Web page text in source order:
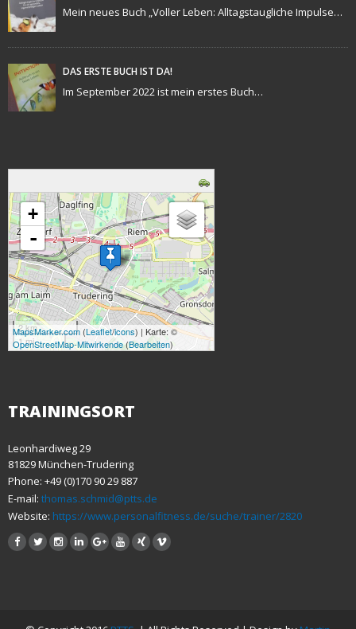
Mein neues Buch „Voller Leben: Alltagstaugliche Impulse…
DAS ERSTE BUCH IST DA!
Im September 2022 ist mein erstes Buch…
Karte wird geladen - bitte warten...
+
-
2 km
1 mi
MapsMarker.com(Leaflet/icons) | Karte: ©
OpenStreetMap-Mitwirkende(Bearbeiten)
TRAININGSORT
Leonhardiweg 29
81829 München-Trudering
Phone: +49 (0)170 90 29 887
E-mail: thomas.schmid@ptts.de
Website: https://www.personalfitness.de/suche/trainer/2820